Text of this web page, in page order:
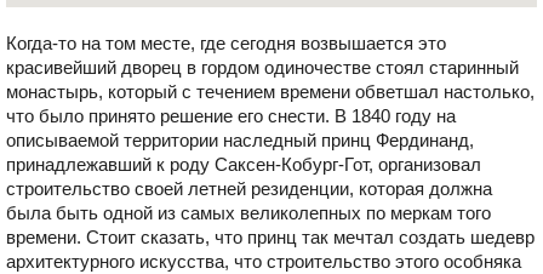
Когда-то на том месте, где сегодня возвышается это
красивейший дворец в гордом одиночестве стоял старинный
монастырь, который с течением времени обветшал настолько,
что было принято решение его снести. В 1840 году на
описываемой территории наследный принц Фердинанд,
принадлежавший к роду Саксен-Кобург-Гот, организовал
строительство своей летней резиденции, которая должна
была быть одной из самых великолепных по меркам того
времени. Стоит сказать, что принц так мечтал создать шедевр
архитектурного искусства, что строительство этого особняка